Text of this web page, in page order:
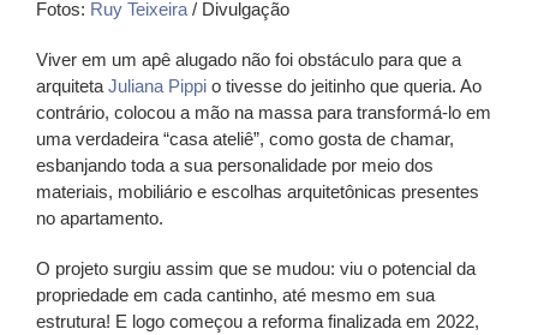
Fotos: Ruy Teixeira / Divulgação
Viver em um apê alugado não foi obstáculo para que a
arquiteta Juliana Pippi o tivesse do jeitinho que queria. Ao
contrário, colocou a mão na massa para transformá-lo em
uma verdadeira “casa ateliê”, como gosta de chamar,
esbanjando toda a sua personalidade por meio dos
materiais, mobiliário e escolhas arquitetônicas presentes
no apartamento.
O projeto surgiu assim que se mudou: viu o potencial da
propriedade em cada cantinho, até mesmo em sua
estrutura! E logo começou a reforma finalizada em 2022,